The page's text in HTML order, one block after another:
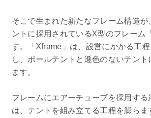
そこで生まれた新たなフレーム構造
ントに採用されているX型のフレーム
す。「Xframe」は、設営にかかる工
し、ポールテントと遜色のないテント
ます。
フレームにエアーチューブを採用する
は、テントを組み立てる工程を膨らま